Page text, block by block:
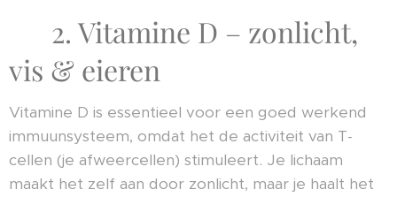
☀️ 2. Vitamine D – zonlicht,
vis & eieren
Vitamine D is essentieel voor een goed werkend
immuunsysteem, omdat het de activiteit van T-
cellen (je afweercellen) stimuleert. Je lichaam
maakt het zelf aan door zonlicht, maar je haalt het